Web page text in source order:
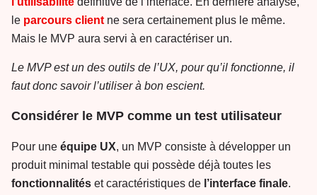
le parcours client ne sera certainement plus le même.
Mais le MVP aura servi à en caractériser un.
Le MVP est un des outils de l’UX, pour qu’il fonctionne, il
faut donc savoir l’utiliser à bon escient.
Considérer le MVP comme un test utilisateur
Pour une équipe UX, un MVP consiste à développer un
produit minimal testable qui possède déjà toutes les
fonctionnalités et caractéristiques de l’interface finale.